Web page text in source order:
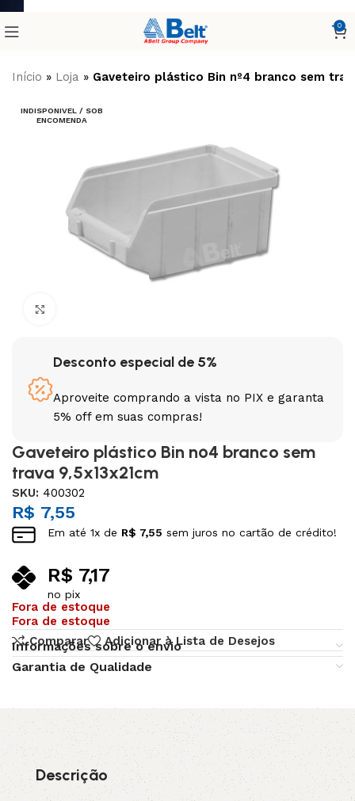
0
Início » Loja » Gaveteiro plástico Bin nº4 branco sem
INDISPONIVEL / SOB
ENCOMENDA
Desconto especial de 5%
Aproveite comprando a vista no PIX e garanta
5% off em suas compras!
Gaveteiro plástico Bin nº4 branco sem
trava 9,5x13x21cm
SKU: 400302
R$ 7,55
Em até1x de R$ 7,55 sem juros no cartão de crédito!
R$ 7,17
no pix
Fora de estoque
Fora de estoque
Comparar
Adicionar à Lista de Desejos
Informações sobre o envio
Garantia de Qualidade
Descrição